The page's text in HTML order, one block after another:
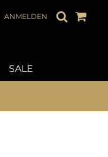
ANMELDEN
SALE